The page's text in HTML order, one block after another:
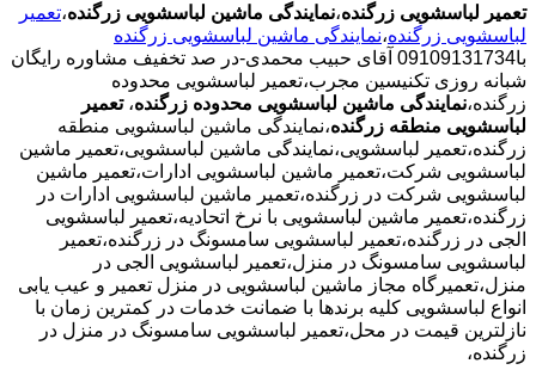
تعمیر لباسشویی زرگنده،نمایندگی ماشین لباسشویی زرگنده،تعمیر
لباسشویی زرگنده،نمایندگی ماشین لباسشویی زرگنده
با09109131734 آقای حبیب محمدی-در صد تخفیف مشاوره رایگان
شبانه روزی تکنیسین مجرب،تعمیر لباسشویی محدوده
زرگنده،نمایندگی ماشین لباسشویی محدوده زرگنده، تعمیر
لباسشویی منطقه زرگنده،نمایندگی ماشین لباسشویی منطقه
زرگنده،تعمیر لباسشویی،نمایندگی ماشین لباسشویی،تعمیر ماشین
لباسشویی شرکت،تعمیر ماشین لباسشویی ادارات،تعمیر ماشین
لباسشویی شرکت در زرگنده،تعمیر ماشین لباسشویی ادارات در
زرگنده،تعمیر ماشین لباسشویی با نرخ اتحادیه،تعمیر لباسشویی
الجی در زرگنده،تعمیر لباسشویی سامسونگ در زرگنده،تعمیر
لباسشویی سامسونگ در منزل،تعمیر لباسشویی الجی در
منزل،تعمیرگاه مجاز ماشین لباسشویی در منزل تعمیر و عیب یابی
انواع لباسشویی کلیه برندها با ضمانت خدمات در کمترین زمان با
نازلترین قیمت در محل،تعمیر لباسشویی سامسونگ در منزل در
زرگنده،